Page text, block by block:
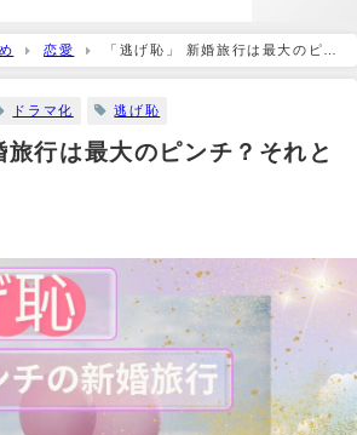
恋愛
「逃げ恥」 新婚旅行は最大のピン
ドラマ化 逃げ恥
旅行は最大のピンチ？それと